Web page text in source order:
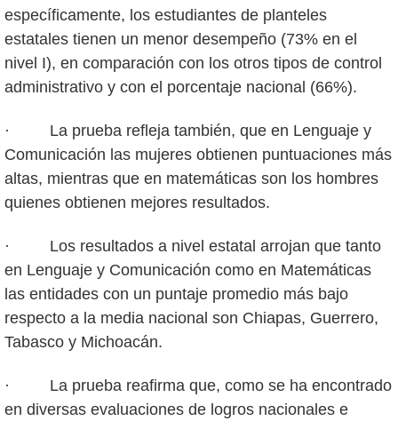
específicamente, los estudiantes de planteles
estatales tienen un menor desempeño (73% en el
nivel I), en comparación con los otros tipos de control
administrativo y con el porcentaje nacional (66%).
· La prueba refleja también, que en Lenguaje y
Comunicación las mujeres obtienen puntuaciones más
altas, mientras que en matemáticas son los hombres
quienes obtienen mejores resultados.
· Los resultados a nivel estatal arrojan que tanto
en Lenguaje y Comunicación como en Matemáticas
las entidades con un puntaje promedio más bajo
respecto a la media nacional son Chiapas, Guerrero,
Tabasco y Michoacán.
· La prueba reafirma que, como se ha encontrado
en diversas evaluaciones de logros nacionales e